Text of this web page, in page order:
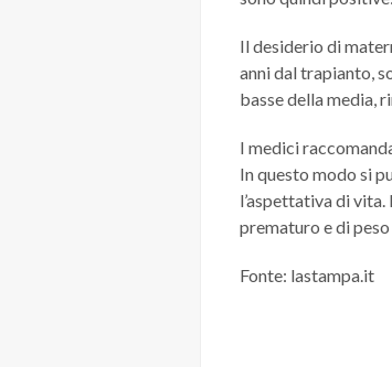
Il desiderio di
anni dal trapianto,
basse della media,
I medici
In questo modo si
l’aspettativa di
prematuro e di
Fonte: lastampa.it